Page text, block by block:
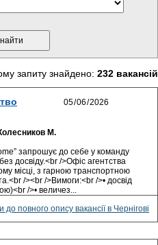
запиту знайдено: 232 вакансій
М.
запрошує до себе у команду
досвіду.<br />Офіс агентства
місці, з гарною транспортною
/><br />Вимоги:<br />• досвід
/>• величез...
до повного опису вакансії в Чернігові